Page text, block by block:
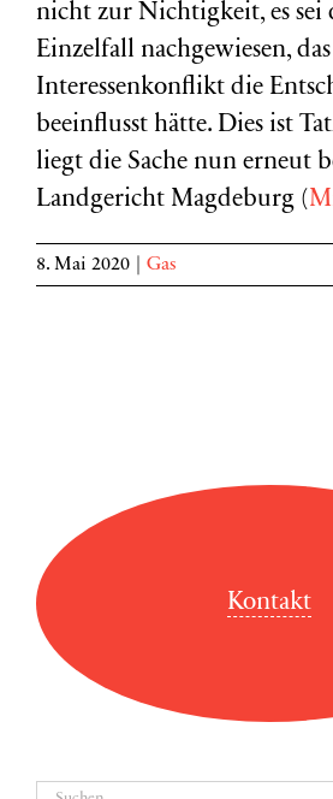
nicht zur Nichtigkeit, es sei
Einzelfall nachgewiesen,
Interessenkonflikt die
beeinflusst hätte. Dies ist
liegt die Sache nun erneut
Landgericht Magdeburg (
8. Mai 2020 Gas
Kontakt
Suche